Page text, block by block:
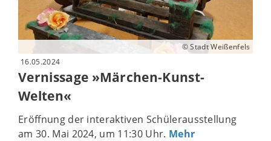
© Stadt Weißenfels
16.05.2024
Vernissage »Märchen-Kunst-
Welten«
Eröffnung der interaktiven Schülerausstellung
am 30. Mai 2024, um 11:30 Uhr. Mehr